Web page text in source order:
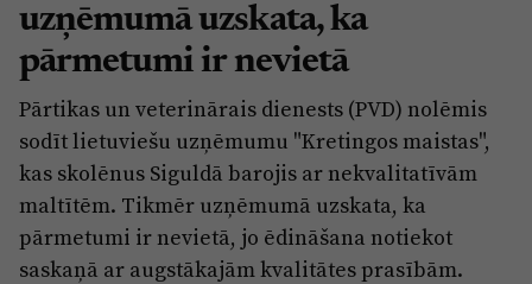
Ziņas
Politika
Pašvaldības
Izglītība
Veselība
Ģimene
Tēmas
Viedokļi
Dzīve un ticība
Ekonomika
Krimināli
uzņēmumā uzskata, ka
pārmetumi ir nevietā
Pārtikas un veterinārais dienests (PVD) nolēmis
sodīt lietuviešu uzņēmumu "Kretingos maistas",
kas skolēnus Siguldā barojis ar nekvalitatīvām
maltītēm. Tikmēr uzņēmumā uzskata, ka
pārmetumi ir nevietā, jo ēdināšana notiekot
saskaņā ar augstākajām kvalitātes prasībām.